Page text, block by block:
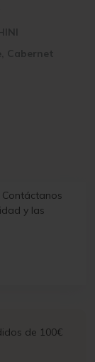
Cabernet
y las
de 100€